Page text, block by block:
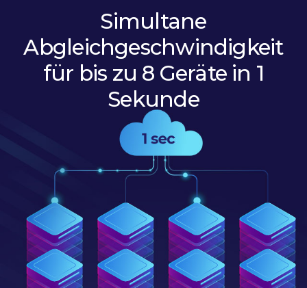
Simultane
Abgleichgeschwindigkeit
für bis zu 8 Geräte in 1
Sekunde